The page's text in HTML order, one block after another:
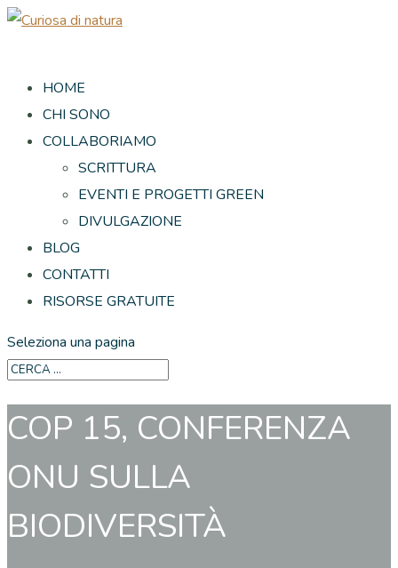
HOME
CHI SONO
COLLABORIAMO
SCRITTURA
EVENTI E PROGETTI GREEN
DIVULGAZIONE
BLOG
CONTATTI
RISORSE GRATUITE
Seleziona una pagina
COP 15, CONFERENZA
ONU SULLA
BIODIVERSITÀ